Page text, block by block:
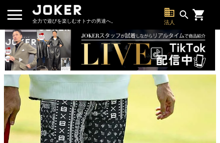
全力で遊びを楽しむオトナの男達へ。
business
法人
search